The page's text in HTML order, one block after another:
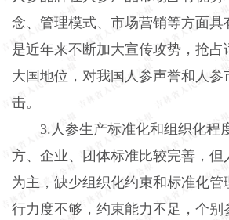
念、管理模式、市场营销等方面具
是近年来不断加大宣传攻势，抢占
大国地位，对我国人参声誉和人参
击。
3.人参生产标准化和组织化程
方、企业、团体标准比较完善，但
为主，缺少组织化约束和标准化管
行力度不够，约束能力不足，个别